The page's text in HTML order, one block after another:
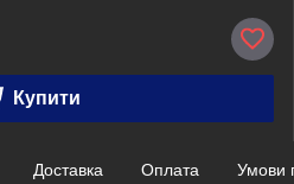
Купити
Доставка Оплата Умови